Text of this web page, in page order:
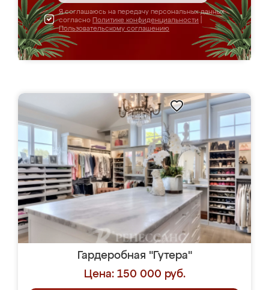
Я соглашаюсь на передачу персональных данных
согласно Политике конфиденциальности
Пользовательскому соглашению
Гардеробная "Гутера"
Цена: 150 000 руб.